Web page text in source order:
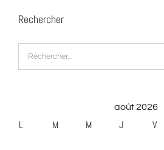
Rechercher
Rechercher:
août 2026
L M M J V